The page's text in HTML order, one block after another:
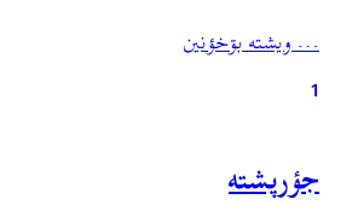
رمضانی در جای-جای نوشته‌اش بر وجود
نقد و منتقد افسوس خورده و از…
… ويشته بۊخؤنين
1
جؤرپشته